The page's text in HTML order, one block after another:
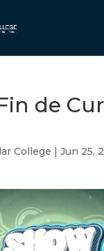
de
College | Jun 25,